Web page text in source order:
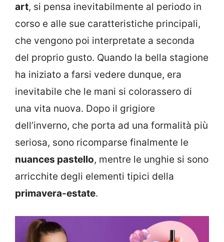
art, si pensa inevitabilmente al periodo in
corso e alle sue caratteristiche principali,
che vengono poi interpretate a seconda
del proprio gusto. Quando la bella stagione
ha iniziato a farsi vedere dunque, era
inevitabile che le mani si colorassero di
una vita nuova. Dopo il grigiore
dell’inverno, che porta ad una formalità più
seriosa, sono ricomparse finalmente le
nuances pastello, mentre le unghie si sono
arricchite degli elementi tipici della
primavera-estate.